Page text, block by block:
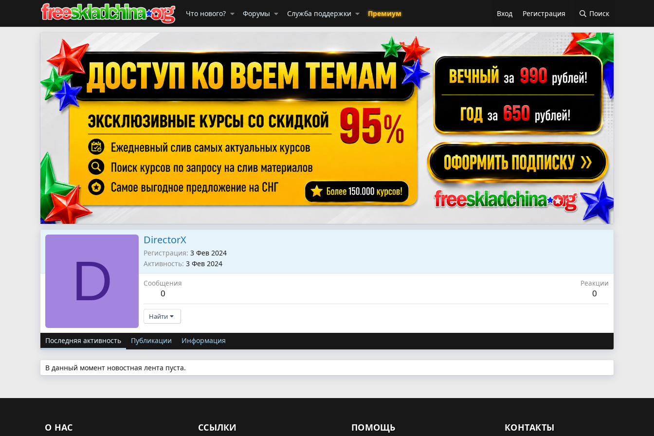
Что нового? Форумы Служба поддержки Премиум Вход Регистрация Поиск
D
DirectorX
Регистрация 3 Фев 2024
Активность 3 Фев 2024
Сообщения
0
Реакции
0
Найти
Последняя активность Публикации Информация
В данный момент новостная лента пуста.
О НАС ССЫЛКИ ПОМОЩЬ КОНТАКТЫ